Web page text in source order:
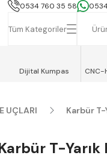
İSTANBUL, TEKİRDAĞ ve
0534 760 35 58
Tüm Kategoriler
Dijital Kumpas CNC-
UÇLARI Karbür T-
T-Yarık